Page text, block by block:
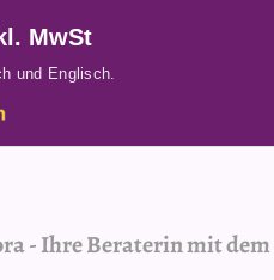
MwSt
und Englisch.
-Ihre Beraterin mit